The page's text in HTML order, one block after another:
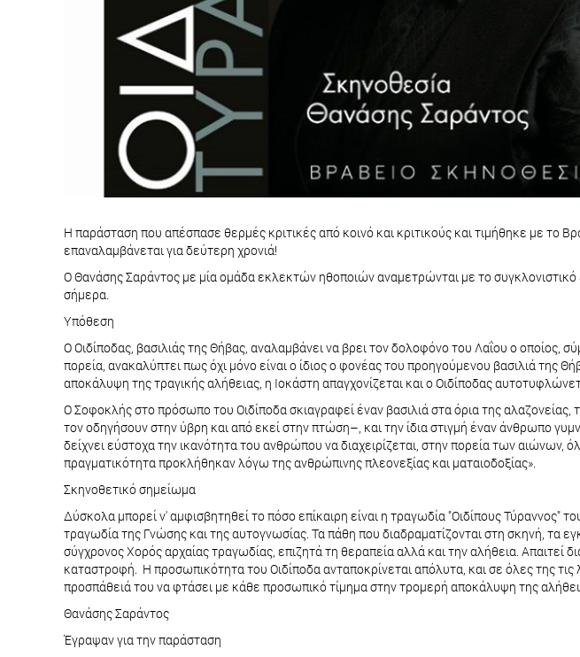
Η παράσταση που απέσπασε θερμές κριτικές από κοινό και κριτικούς και τιμήθηκε με
επαναλαμβάνεται για δεύτερη χρονιά!
Ο Θανάσης Σαράντος με μία ομάδα εκλεκτών ηθοποιών αναμετρώνται με το
σήμερα.
Υπόθεση
Ο Οιδίποδας, βασιλιάς της Θήβας, αναλαμβάνει να βρει τον δολοφόνο του Λαΐου ο οποίος,
πορεία, ανακαλύπτει πως όχι μόνο είναι ο ίδιος ο φονέας του προηγούμενου βασιλιά
αποκάλυψη της τραγικής αλήθειας, η Ιοκάστη απαγχονίζεται και ο Οιδίποδας
Ο Σοφοκλής στο πρόσωπο του Οιδίποδα σκιαγραφεί έναν βασιλιά στα όρια της
τον οδηγήσουν στην ύβρη και από εκεί στην πτώση–, και την ίδια στιγμή έναν άνθρωπο
δείχνει εύστοχα την ικανότητα του ανθρώπου να διαχειρίζεται, στην πορεία των
πραγματικότητα προκλήθηκαν λόγω της ανθρώπινης πλεονεξίας και ματαιοδοξίας».
Σκηνοθετικό σημείωμα
Δύσκολα μπορεί ν' αμφισβητηθεί το πόσο επίκαιρη είναι η τραγωδία "Οιδίπους Τύραννος"
τραγωδία της Γνώσης και της αυτογνωσίας. Τα πάθη που διαδραματίζονται στη σκηνή, τα
σύγχρονος Χορός αρχαίας τραγωδίας, επιζητά τη θεραπεία αλλά και την αλήθεια. Απαιτεί
καταστροφή. Η προσωπικότητα του Οιδίποδα ανταποκρίνεται απόλυτα, και σε όλες της
προσπάθειά του να φτάσει με κάθε προσωπικό τίμημα στην τρομερή αποκάλυψη της
Θανάσης Σαράντος
Έγραψαν για την παράσταση